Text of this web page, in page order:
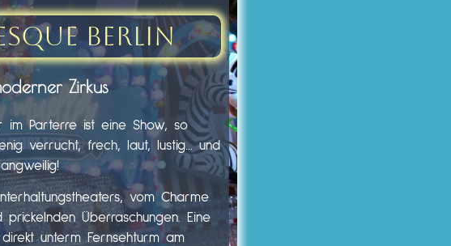
Berlin
Zirkus
im Parterre ist eine Show, so
verrucht, frech, laut, lustig… und
vom Charme
Überraschungen. Eine
unterm Fernsehturm am